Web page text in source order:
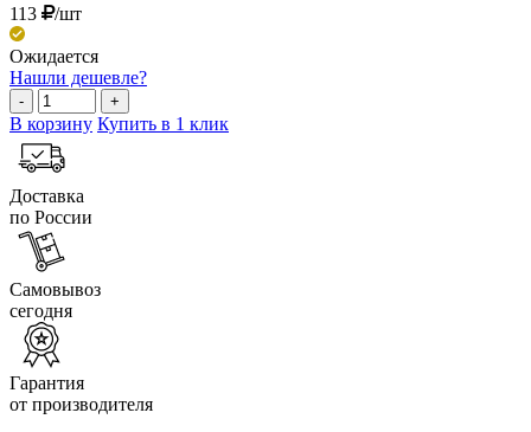
113 /шт
Ожидается
Нашли дешевле?
- +
В корзину Купить в 1 клик
Доставка
по России
Самовывоз
сегодня
Гарантия
от производителя